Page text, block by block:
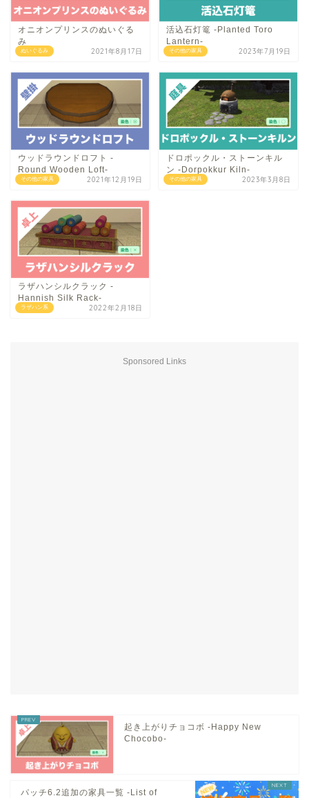
ぬいぐるみ
オニオンプリンスのぬいぐる
み
2021年8月17日 その他の家具
活込石灯篭 -Planted Toro
Lantern-
2023年7月19日
その他の家具
ウッドラウンドロフト -
Round Wooden Loft-
2021年12月19日 その他の家具
ドロポックル・ストーンキル
ン -Dorpokkur Kiln-
2023年3月8日
ラザハン系
ラザハンシルクラック -
Hannish Silk Rack-
2022年2月18日
Sponsored Links
起き上がりチョコボ -Happy New
Chocobo-
パッチ6.2追加の家具一覧 -List of